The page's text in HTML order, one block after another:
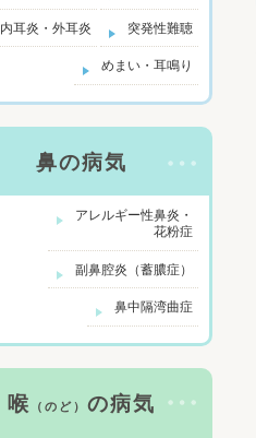
内耳炎・外耳炎 突発性難聴
めまい・耳鳴り
鼻の病気
アレルギー性鼻炎・
花粉症
副鼻腔炎（蓄膿症）
鼻中隔湾曲症
喉 （のど） の病気